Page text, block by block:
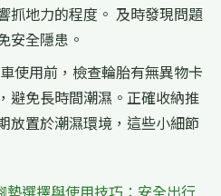
抓地力的程度。 及時發現問題
安全隱患。
使用前，檢查輪胎有無異物卡
避免長時間潮濕。正確收納推
放置於潮濕環境，這些小細節
墊選擇與使用技巧：安全出行